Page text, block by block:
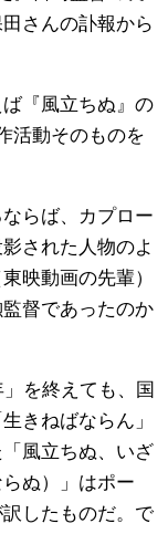
さんの訃報から
『風立ちぬ』の
活動そのものを
らば、カプロー
された人物のよ
映動画の先輩）
督であったのか
を終えても、国
きねばならん」
風立ちぬ、いざ
ぬ）」はポー
したものだ。で